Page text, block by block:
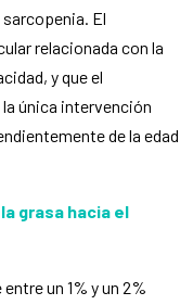
El
relacionada con la
y que el
única intervención
de la edad
grasa hacia el
un 1% y un 2%